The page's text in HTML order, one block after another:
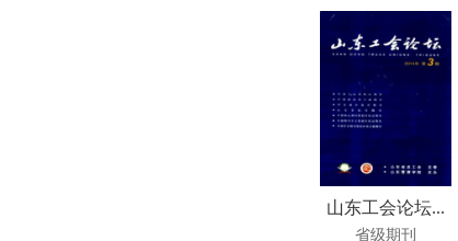
山东工会论坛...
省级期刊